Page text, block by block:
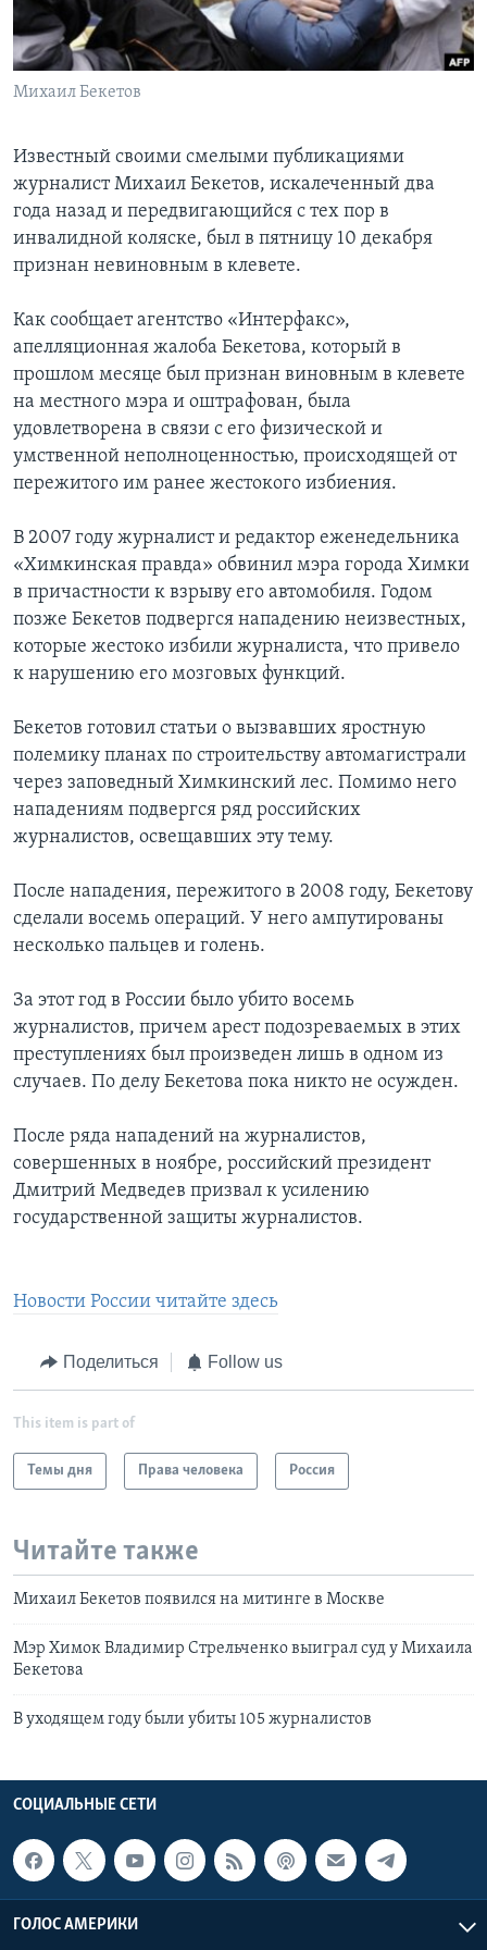
Learning English
СОЦИАЛЬНЫЕ СЕТИ
Языки
Михаил Бекетов
Известный своими смелыми публикациями
журналист Михаил Бекетов, искалеченный два
года назад и передвигающийся с тех пор в
инвалидной коляске, был в пятницу 10 декабря
признан невиновным в клевете.
Как сообщает агентство «Интерфакс»,
апелляционная жалоба Бекетова, который в
прошлом месяце был признан виновным в клевете
на местного мэра и оштрафован, была
удовлетворена в связи с его физической и
умственной неполноценностью, происходящей от
пережитого им ранее жестокого избиения.
В 2007 году журналист и редактор еженедельника
«Химкинская правда» обвинил мэра города Химки
в причастности к взрыву его автомобиля. Годом
позже Бекетов подвергся нападению неизвестных,
которые жестоко избили журналиста, что привело
к нарушению его мозговых функций.
Бекетов готовил статьи о вызвавших яростную
полемику планах по строительству автомагистрали
через заповедный Химкинский лес. Помимо него
нападениям подвергся ряд российских
журналистов, освещавших эту тему.
После нападения, пережитого в 2008 году, Бекетову
сделали восемь операций. У него ампутированы
несколько пальцев и голень.
За этот год в России было убито восемь
журналистов, причем арест подозреваемых в этих
преступлениях был произведен лишь в одном из
случаев. По делу Бекетова пока никто не осужден.
После ряда нападений на журналистов,
совершенных в ноябре, российский президент
Дмитрий Медведев призвал к усилению
государственной защиты журналистов.
Новости России читайте здесь
Поделиться Follow us
This item is part of
Темы дня Права человека Россия
Читайте также
Михаил Бекетов появился на митинге в Москве
Мэр Химок Владимир Стрельченко выиграл суд у Михаила
Бекетова
В уходящем году были убиты 105 журналистов
СОЦИАЛЬНЫЕ СЕТИ
ГОЛОС АМЕРИКИ